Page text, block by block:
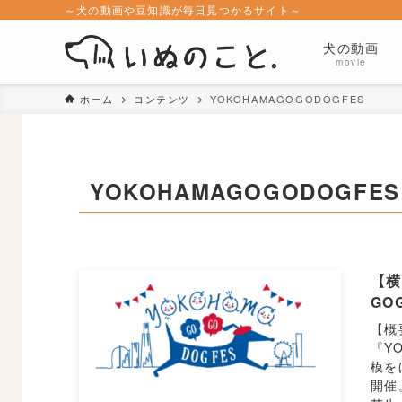
～犬の動画や豆知識が毎日見つかるサイト～
犬の動画
movie
ホーム コンテンツ YOKOHAMAGOGODOGFES
YOKOHAMAGOGODOGFES
【
【
『
模を
開